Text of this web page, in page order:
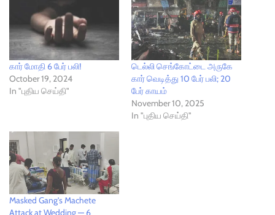
கார் மோதி 6 பேர் பலி!
October 19, 2024
In "புதிய செய்தி"
டெல்லி செங்கோட்டை அருகே
கார் வெடித்து 10 பேர் பலி; 20
பேர் காயம்
November 10, 2025
In "புதிய செய்தி"
Masked Gang’s Machete
Attack at Wedding — 6